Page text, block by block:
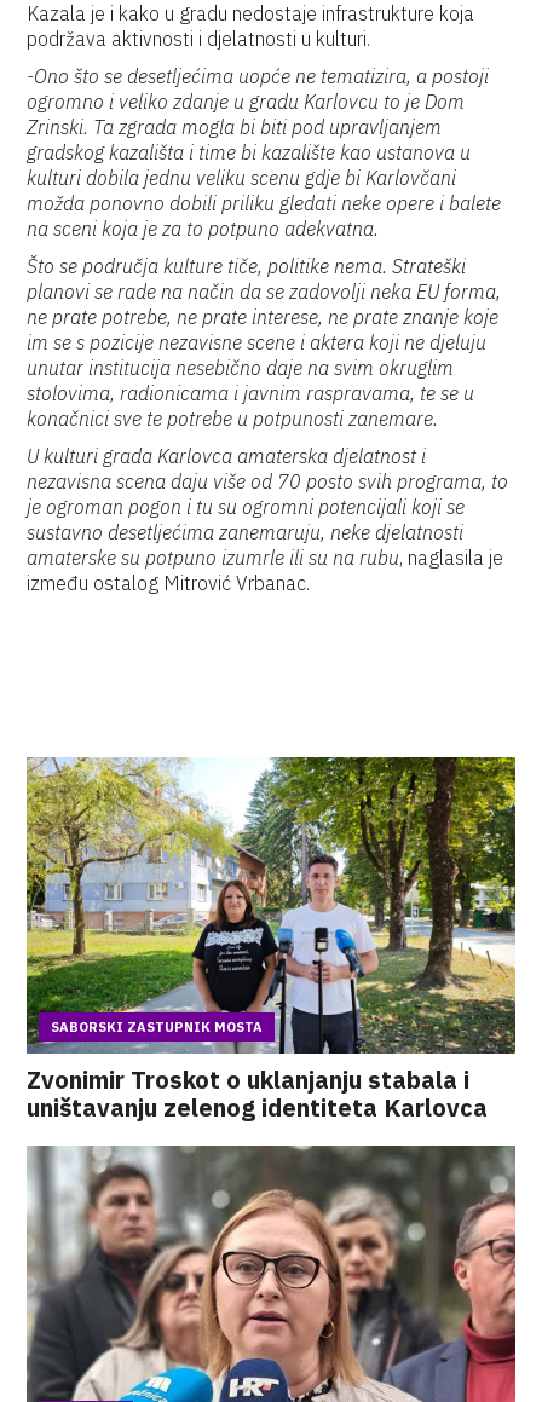
Kazala je i kako u gradu nedostaje infrastrukture koja
podržava aktivnosti i djelatnosti u kulturi.
-Ono što se desetljećima uopće ne tematizira, a postoji
ogromno i veliko zdanje u gradu Karlovcu to je Dom
Zrinski. Ta zgrada mogla bi biti pod upravljanjem
gradskog kazališta i time bi kazalište kao ustanova u
kulturi dobila jednu veliku scenu gdje bi Karlovčani
možda ponovno dobili priliku gledati neke opere i balete
na sceni koja je za to potpuno adekvatna.
Što se područja kulture tiče, politike nema. Strateški
planovi se rade na način da se zadovolji neka EU forma,
ne prate potrebe, ne prate interese, ne prate znanje koje
im se s pozicije nezavisne scene i aktera koji ne djeluju
unutar institucija nesebično daje na svim okruglim
stolovima, radionicama i javnim raspravama, te se u
konačnici sve te potrebe u potpunosti zanemare.
U kulturi grada Karlovca amaterska djelatnost i
nezavisna scena daju više od 70 posto svih programa, to
je ogroman pogon i tu su ogromni potencijali koji se
sustavno desetljećima zanemaruju, neke djelatnosti
amaterske su potpuno izumrle ili su na rubu, naglasila je
između ostalog Mitrović Vrbanac.
SABORSKI ZASTUPNIK MOSTA
Zvonimir Troskot o uklanjanju stabala i
uništavanju zelenog identiteta Karlovca